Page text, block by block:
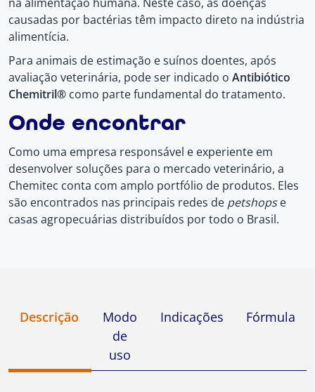
causadas por bactérias têm impacto direto na indústria
alimentícia.
Para animais de estimação e suínos doentes, após
avaliação veterinária, pode ser indicado o Antibiótico
Chemitril® como parte fundamental do tratamento.
Onde encontrar
Como uma empresa responsável e experiente em
desenvolver soluções para o mercado veterinário, a
Chemitec conta com amplo portfólio de produtos. Eles
são encontrados nas principais redes de petshopse
casas agropecuárias distribuídos por todo o Brasil.
Descrição
Modo
de
uso
Indicações Fórmula